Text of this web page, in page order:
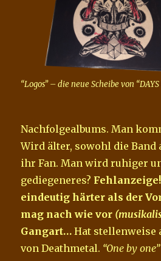
“Logos” – die neue Scheibe von “DAYS
Nachfolgealbums. Man
Wird älter, sowohl die Band
ihr Fan. Man wird ruhiger
gediegeneres? Fehlanzeige!
eindeutig härter als der
mag nach wie vor
Gangart… Hat stellenweise
von Deathmetal. “One by one”